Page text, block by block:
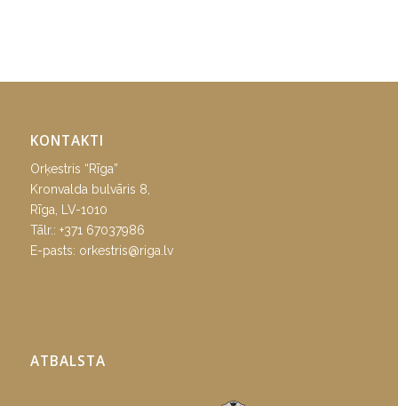
KONTAKTI
Orķestris “Rīga”
Kronvalda bulvāris 8,
Rīga, LV-1010
Tālr.: +371 67037986
E-pasts: orkestris@riga.lv
ATBALSTA